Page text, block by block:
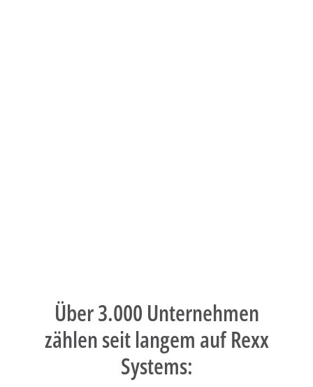
Über 3.000 Unternehmen
zählen seit langem auf Rexx
Systems: